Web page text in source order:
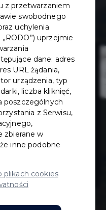
ul.
w
z przetwarzaniem
swobodnego
uchylenia
uprzejmie
dane: adres
URL żądania,
urządzenia, typ
liczba kliknięć,
poszczególnych
z Serwisu,
zbierane w
inne podobne
plikach cookies